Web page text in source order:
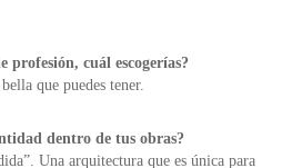
profesión, cuál escogerías?
que puedes tener.
dentro de tus obras?
Una arquitectura que es única para